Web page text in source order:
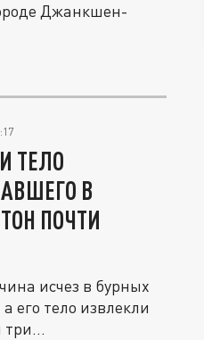
Джанкшен-
ТЕЛО
В
ПОЧТИ
исчез в бурных
его тело извлекли
три...